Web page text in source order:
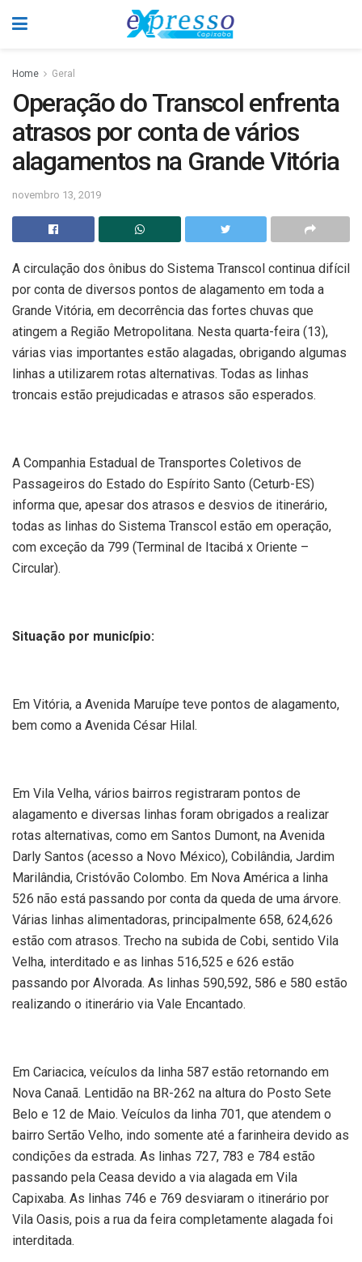
Home Geral
Operação do Transcol enfrenta
atrasos por conta de vários
alagamentos na Grande Vitória
novembro 13, 2019
A circulação dos ônibus do Sistema Transcol continua difícil
por conta de diversos pontos de alagamento em toda a
Grande Vitória, em decorrência das fortes chuvas que
atingem a Região Metropolitana. Nesta quarta-feira (13),
várias vias importantes estão alagadas, obrigando algumas
linhas a utilizarem rotas alternativas. Todas as linhas
troncais estão prejudicadas e atrasos são esperados.
A Companhia Estadual de Transportes Coletivos de
Passageiros do Estado do Espírito Santo (Ceturb-ES)
informa que, apesar dos atrasos e desvios de itinerário,
todas as linhas do Sistema Transcol estão em operação,
com exceção da 799 (Terminal de Itacibá x Oriente –
Circular).
Situação por município:
Em Vitória, a Avenida Maruípe teve pontos de alagamento,
bem como a Avenida César Hilal.
Em Vila Velha, vários bairros registraram pontos de
alagamento e diversas linhas foram obrigados a realizar
rotas alternativas, como em Santos Dumont, na Avenida
Darly Santos (acesso a Novo México), Cobilândia, Jardim
Marilândia, Cristóvão Colombo. Em Nova América a linha
526 não está passando por conta da queda de uma árvore.
Várias linhas alimentadoras, principalmente 658, 624,626
estão com atrasos. Trecho na subida de Cobi, sentido Vila
Velha, interditado e as linhas 516,525 e 626 estão
passando por Alvorada. As linhas 590,592, 586 e 580 estão
realizando o itinerário via Vale Encantado.
Em Cariacica, veículos da linha 587 estão retornando em
Nova Canaã. Lentidão na BR-262 na altura do Posto Sete
Belo e 12 de Maio. Veículos da linha 701, que atendem o
bairro Sertão Velho, indo somente até a farinheira devido as
condições da estrada. As linhas 727, 783 e 784 estão
passando pela Ceasa devido a via alagada em Vila
Capixaba. As linhas 746 e 769 desviaram o itinerário por
Vila Oasis, pois a rua da feira completamente alagada foi
interditada.